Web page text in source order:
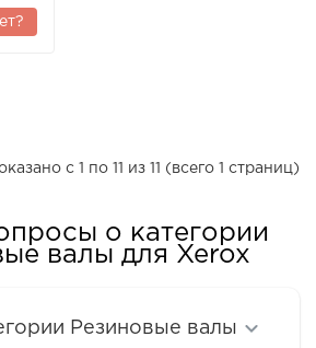
с 1 по 11 из 11 (всего 1 страниц)
о категории
валы для Xerox
Резиновые валы